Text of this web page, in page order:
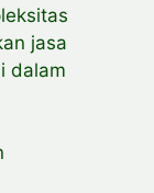
jasa
dalam